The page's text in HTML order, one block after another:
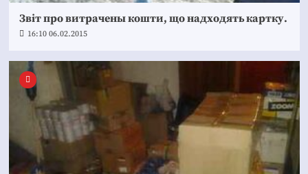
Звіт про витрачены кошти, що надходять картку.
16:10 06.02.2015